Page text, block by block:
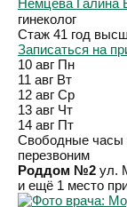
Немцева Галина
гинеколог
Стаж 41 год
Записаться на
10 авг Пн
11 авг Вт
12 авг Ср
13 авг Чт
14 авг Пт
Свободные часы
перезвоним
Роддом №2 ул.
и ещё 1 место